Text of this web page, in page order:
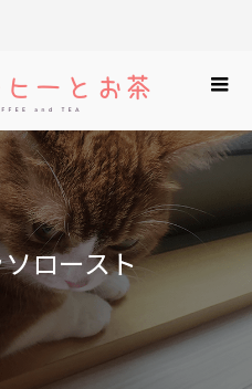
ロースト